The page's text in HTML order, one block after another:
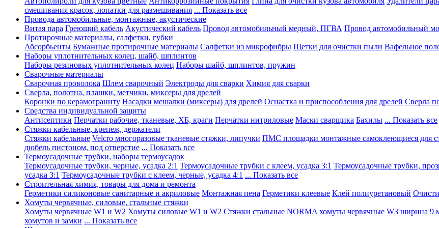
смешивания красок, лопатки для размешивания ... Показать все
Провода автомобильные, монтажные, акустические
Витая пара Греющий кабель Акустический кабель Провод автомобильный медный, ПГВА Провод автомобильный
Протирочные материалы, салфетки, губки
Абсорбьенты Бумажные протирочные материалы Салфетки из микрофибры Щетки для очистки пыли Вафельное
Наборы уплотнительных колец, шайб, шплинтов
Наборы резиновых уплотнительных колец Наборы шайб, шплинтов, пружин
Сварочные материалы
Сварочная проволока Шлем сварочный Электроды для сварки Химия для сварки
Сверла, полотна, плашки, метчики, миксеры для дрелей
Коронки по керамограниту Насадки мешалки (миксеры) для дрелей Оснастка и приспособления для дрелей Сверла
Средства индивидуальной защиты
Антисептики Перчатки рабочие, тканевые, ХБ, краги Перчатки нитриловые Маски сварщика Бахилы ... Показать все
Стяжки кабельные, крепеж, держатели
Стяжки кабельные Velcro многоразовые тканевые стяжки, липучки ПМС площадки монтажные самоклеющиеся для
дюбель пистоном, под отверстие ... Показать все
Термоусадочные трубки, наборы термоусадок
Термоусадочные трубки, черные, усадка 2:1 Термоусадочные трубки с клеем, усадка 3:1 Термоусадочные трубки,
усадка 3:1 Термоусадочные трубки с клеем, черные, усадка 4:1 ... Показать все
Строительная химия, товары для дома и ремонта
Герметики силиконовые санитарные и акриловые Монтажная пена Герметики клеевые Клей полиуретановый
Хомуты червячные, силовые, стальные стяжки
Хомуты червячные W1 и W2 Хомуты силовые W1 и W2 Стяжки стальные NORMA хомуты червячные W3 ширина 9
хомутов и замки ... Показать все